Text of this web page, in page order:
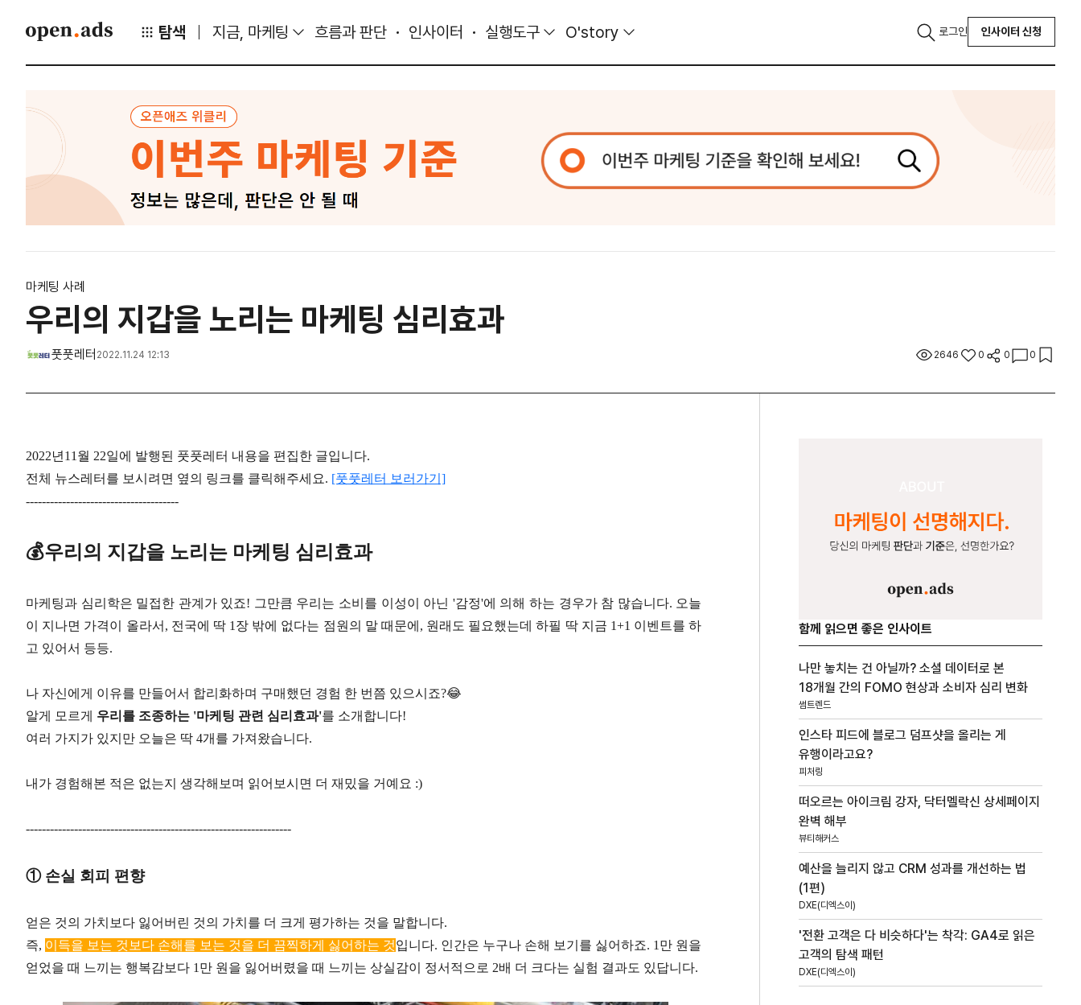
탐색 지금, 마케팅 흐름과 판단 인사이터 실행도구 O'story 로그인 인사이터 신청
마케팅 사례
우리의 지갑을 노리는 마케팅 심리효과
풋풋레터 2022.11.24 12:13 2646 0 0 0
2022년11월 22일에 발행된 풋풋레터 내용을 편집한 글입니다.
전체 뉴스레터를 보시려면 옆의 링크를 클릭해주세요. [풋풋레터 보러가기]
--------------------------------------
💰우리의 지갑을 노리는 마케팅 심리효과
마케팅과 심리학은 밀접한 관계가 있죠! 그만큼 우리는 소비를 이성이 아닌 '감정'에 의해 하는 경우가 참 많습니다. 오늘
이 지나면 가격이 올라서, 전국에 딱 1장 밖에 없다는 점원의 말 때문에, 원래도 필요했는데 하필 딱 지금 1+1 이벤트를 하
고 있어서 등등.
나 자신에게 이유를 만들어서 합리화하며 구매했던 경험 한 번쯤 있으시죠?😂
알게 모르게 우리를 조종하는 '마케팅 관련 심리효과'를 소개합니다!
여러 가지가 있지만 오늘은 딱 4개를 가져왔습니다.
내가 경험해본 적은 없는지 생각해보며 읽어보시면 더 재밌을 거예요 :)
------------------------------------------------------------------
① 손실 회피 편향
얻은 것의 가치보다 잃어버린 것의 가치를 더 크게 평가하는 것을 말합니다.
즉, 이득을 보는 것보다 손해를 보는 것을 더 끔찍하게 싫어하는 것입니다. 인간은 누구나 손해 보기를 싫어하죠. 1만 원을
얻었을 때 느끼는 행복감보다 1만 원을 잃어버렸을 때 느끼는 상실감이 정서적으로 2배 더 크다는 실험 결과도 있답니다.
함께 읽으면 좋은 인사이트
나만 놓치는 건 아닐까? 소셜 데이터로 본
18개월 간의 FOMO 현상과 소비자 심리 변화
썸트렌드
인스타 피드에 블로그 덤프샷을 올리는 게
유행이라고요?
피처링
떠오르는 아이크림 강자, 닥터멜락신 상세페이지
완벽 해부
뷰티해커스
예산을 늘리지 않고 CRM 성과를 개선하는 법
(1편)
DXE(디엑스이)
'전환 고객은 다 비슷하다'는 착각: GA4로 읽은
고객의 탐색 패턴
DXE(디엑스이)